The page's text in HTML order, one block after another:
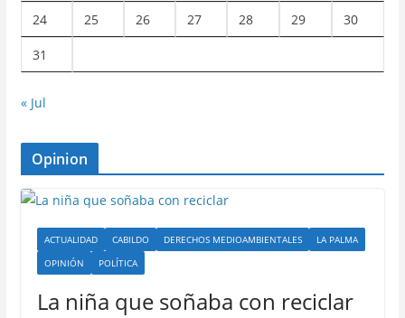
24 25 26 27 28 29 30
31
« Jul
Opinion
ACTUALIDAD CABILDO DERECHOS MEDIOAMBIENTALES
LA PALMA
OPINIÓN
POLÍTICA
La niña que soñaba con reciclar